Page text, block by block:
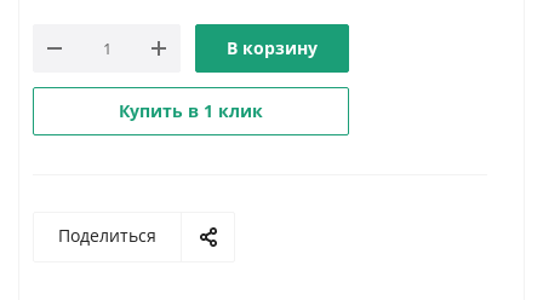
В корзину
Купить в 1 клик
Поделиться